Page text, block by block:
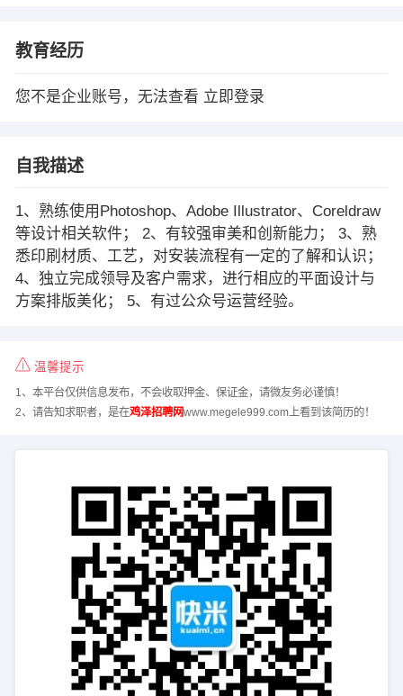
教育经历
您不是企业账号，无法查看 立即登录
自我描述
1、熟练使用Photoshop、Adobe Illustrator、Coreldraw
等设计相关软件； 2、有较强审美和创新能力； 3、熟
悉印刷材质、工艺，对安装流程有一定的了解和认识；
4、独立完成领导及客户需求，进行相应的平面设计与
方案排版美化； 5、有过公众号运营经验。
温馨提示
1、本平台仅供信息发布，不会收取押金、保证金，请微友务必谨慎！
2、请告知求职者，是在鸡泽招聘网www.megele999.com上看到该简历的！